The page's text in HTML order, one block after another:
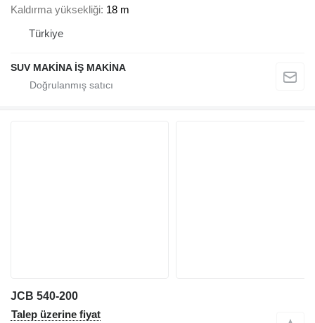
Kaldırma yüksekliği 18 m
Türkiye
SUV MAKİNA İŞ MAKİNA
JCB 540-200
Talep üzerine fiyat